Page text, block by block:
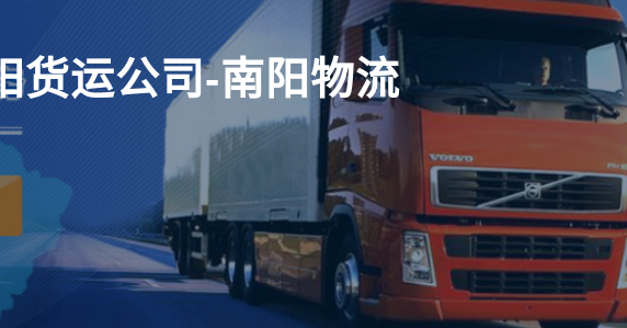
货运公司-南阳物流